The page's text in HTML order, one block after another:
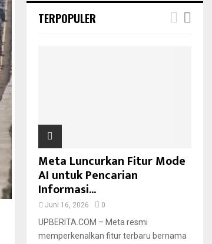
TERPOPULER
Meta Luncurkan Fitur Mode
AI untuk Pencarian
Informasi...
Juni 16, 2026 0
UPBERITA.COM – Meta resmi
memperkenalkan fitur terbaru bernama